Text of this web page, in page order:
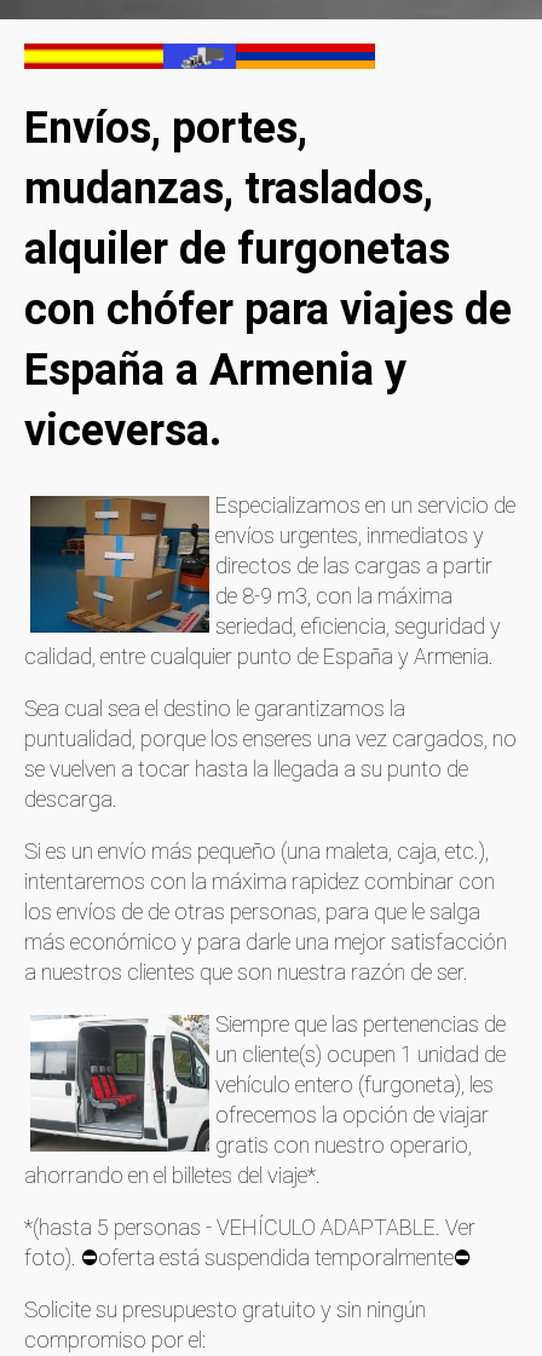
Envíos, portes,
mudanzas, traslados,
alquiler de furgonetas
con chófer para viajes de
España a Armenia y
viceversa.
Especializamos en un servicio de
envíos urgentes, inmediatos y
directos de las cargas a partir
de 8-9 m3, con la máxima
seriedad, eficiencia, seguridad y
calidad, entre cualquier punto de España y Armenia.
Sea cual sea el destino le garantizamos la
puntualidad, porque los enseres una vez cargados, no
se vuelven a tocar hasta la llegada a su punto de
descarga.
Si es un envío más pequeño (una maleta, caja, etc.),
intentaremos con la máxima rapidez combinar con
los envíos de de otras personas, para que le salga
más económico y para darle una mejor satisfacción
a nuestros clientes que son nuestra razón de ser.
Siempre que las pertenencias de
un cliente(s) ocupen 1 unidad de
vehículo entero (furgoneta), les
ofrecemos la opción de viajar
gratis con nuestro operario,
ahorrando en el billetes del viaje*.
*(hasta 5 personas - VEHÍCULO ADAPTABLE. Ver
foto). ⛔oferta está suspendida temporalmente⛔
Solicite su presupuesto gratuito y sin ningún
compromiso por el: